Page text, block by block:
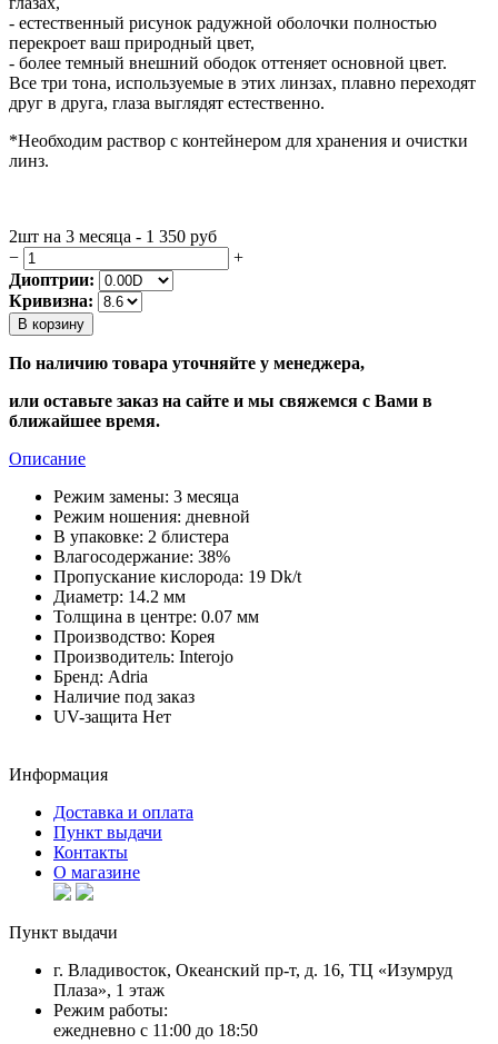
- естественный рисунок радужной оболочки полностью
перекроет ваш природный цвет,
- более темный внешний ободок оттеняет основной цвет.
Все три тона, используемые в этих линзах, плавно переходят
друг в друга, глаза выглядят естественно.
*Необходим раствор с контейнером для хранения и очистки
линз.
2шт на 3 месяца - 1 350 руб
−
+
Диоптрии:
Кривизна:
В корзину
По наличию товара уточняйте у менеджера,
или оставьте заказ на сайте и мы свяжемся с Вами в
ближайшее время.
Описание
Режим замены: 3 месяца
Режим ношения: дневной
В упаковке: 2 блистера
Влагосодержание: 38%
Пропускание кислорода: 19 Dk/t
Диаметр: 14.2 мм
Толщина в центре: 0.07 мм
Производство: Корея
Производитель: Interojo
Бренд: Adria
Наличие под заказ
UV-защита Нет
Информация
Доставка и оплата
Пункт выдачи
Контакты
О магазине
Пункт выдачи
г. Владивосток, Океанский пр-т, д. 16, ТЦ «Изумруд
Плаза», 1 этаж
Режим работы:
ежедневно с 11:00 до 18:50